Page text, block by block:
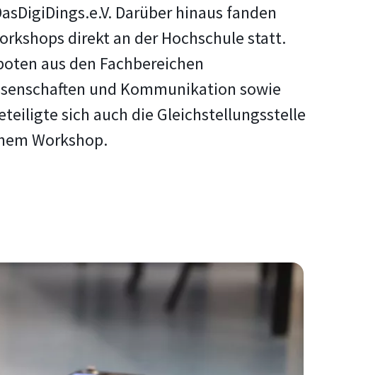
Darüber hinaus fanden
direkt an der Hochschule statt.
aus den Fachbereichen
und Kommunikation sowie
sich auch die Gleichstellungsstelle
Workshop.